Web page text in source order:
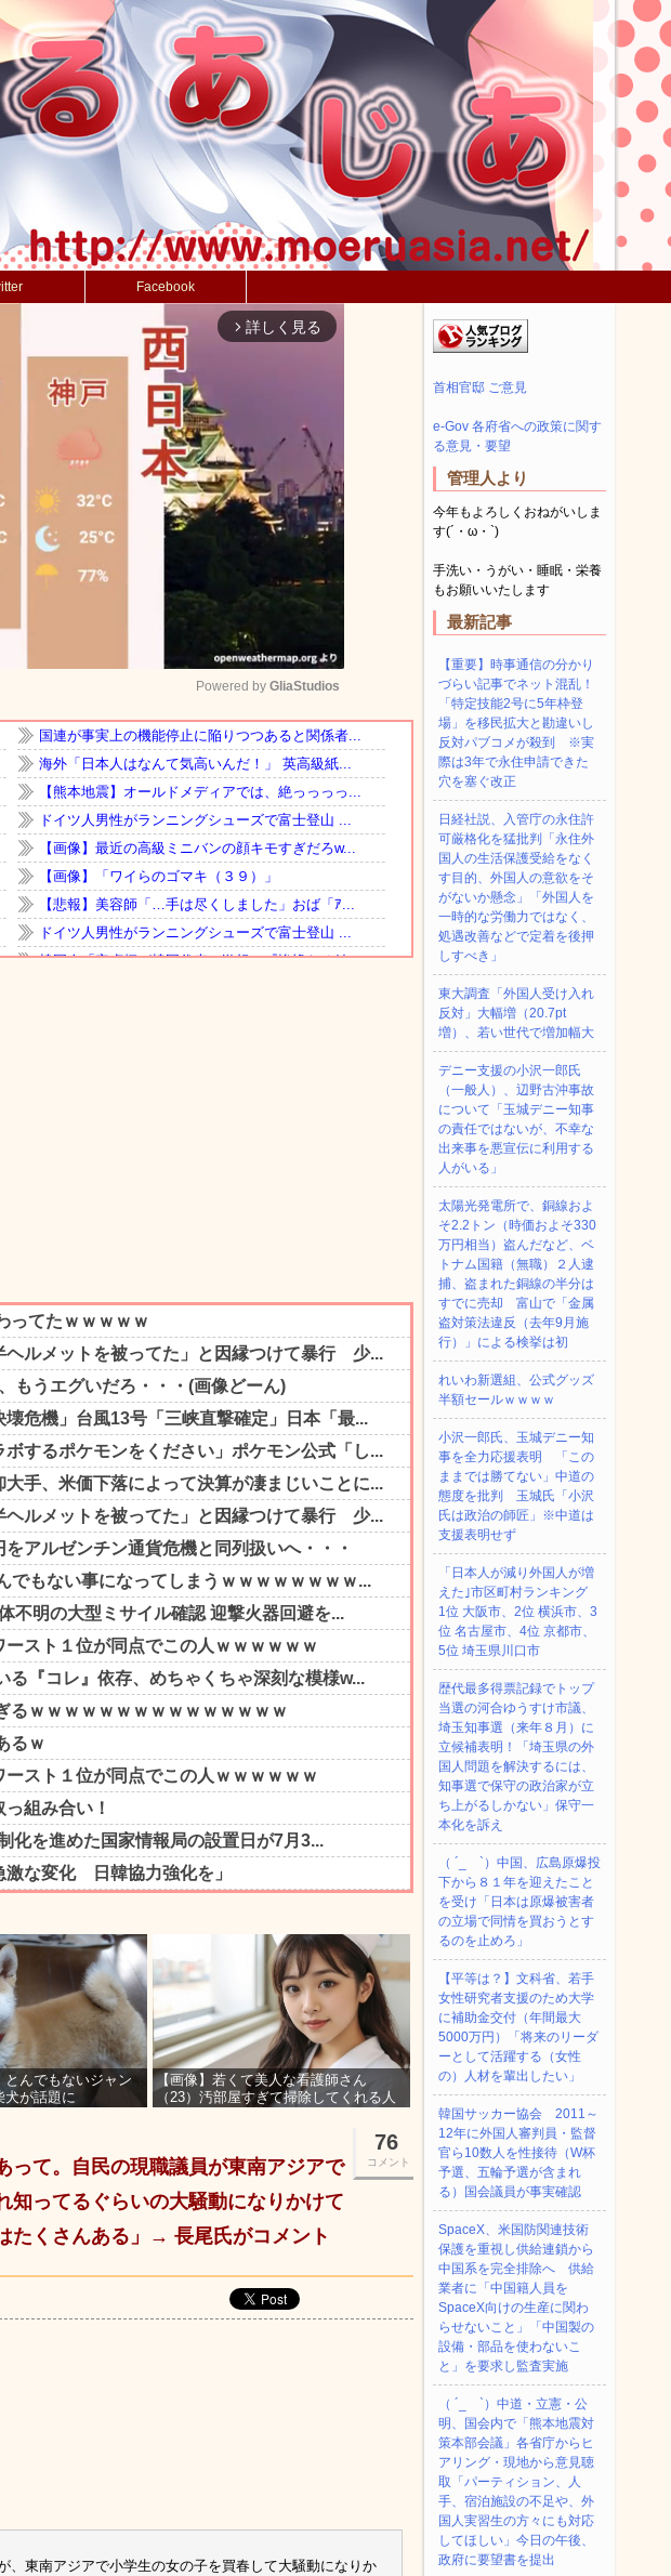
Facebook
arrow_forward_ios 詳しく見る
Mute
Powered by GliaStudios
んでもないジャン
犬が話題に
【画像】若くて美人な看護師さん
（23）汚部屋すぎて掃除してくれる人
76
コメント
って。自民の現職議員が東南アジアで
知ってるぐらいの大騒動になりかけて
たくさんある」→ 長尾氏がコメント
、東南アジアで小学生の女の子を買春して大騒動になりか
首相官邸 ご意見
e-Gov 各府省への政策に関す
る意見・要望
管理人より
今年もよろしくおねがいしま
す(´・ω・`)
手洗い・うがい・睡眠・栄養
もお願いいたします
最新記事
【重要】時事通信の分かり
づらい記事でネット混乱！
「特定技能2号に5年枠登
場」を移民拡大と勘違いし
反対パブコメが殺到 ※実
際は3年で永住申請できた
穴を塞ぐ改正
日経社説、入管庁の永住許
可厳格化を猛批判「永住外
国人の生活保護受給をなく
す目的、外国人の意欲をそ
がないか懸念」「外国人を
一時的な労働力ではなく、
処遇改善などで定着を後押
しすべき」
東大調査「外国人受け入れ
反対」大幅増（20.7pt
増）、若い世代で増加幅大
デニー支援の小沢一郎氏
（一般人）、辺野古沖事故
について「玉城デニー知事
の責任ではないが、不幸な
出来事を悪宣伝に利用する
人がいる」
太陽光発電所で、銅線およ
そ2.2トン（時価およそ330
万円相当）盗んだなど、ベ
トナム国籍（無職）２人逮
捕、盗まれた銅線の半分は
すでに売却 富山で「金属
盗対策法違反（去年9月施
行）」による検挙は初
れいわ新選組、公式グッズ
半額セールｗｗｗｗ
小沢一郎氏、玉城デニー知
事を全力応援表明 「この
ままでは勝てない」中道の
態度を批判 玉城氏「小沢
氏は政治の師匠」※中道は
支援表明せず
「日本人が減り外国人が増
えた｣市区町村ランキング
1位 大阪市、2位 横浜市、3
位 名古屋市、4位 京都市、
5位 埼玉県川口市
歴代最多得票記録でトップ
当選の河合ゆうすけ市議、
埼玉知事選（来年８月）に
立候補表明！「埼玉県の外
国人問題を解決するには、
知事選で保守の政治家が立
ち上がるしかない」保守一
本化を訴え
（ ´_ゝ`）中国、広島原爆投
下から８１年を迎えたこと
を受け「日本は原爆被害者
の立場で同情を買おうとす
るのを止めろ」
【平等は？】文科省、若手
女性研究者支援のため大学
に補助金交付（年間最大
5000万円）「将来のリーダ
ーとして活躍する（女性
の）人材を輩出したい」
韓国サッカー協会 2011～
12年に外国人審判員・監督
官ら10数人を性接待（W杯
予選、五輪予選が含まれ
る）国会議員が事実確認
SpaceX、米国防関連技術
保護を重視し供給連鎖から
中国系を完全排除へ 供給
業者に「中国籍人員を
SpaceX向けの生産に関わ
らせないこと」「中国製の
設備・部品を使わないこ
と」を要求し監査実施
（ ´_ゝ`）中道・立憲・公
明、国会内で「熊本地震対
策本部会議」各省庁からヒ
アリング・現地から意見聴
取「パーティション、人
手、宿泊施設の不足や、外
国人実習生の方々にも対応
してほしい」今日の午後、
政府に要望書を提出